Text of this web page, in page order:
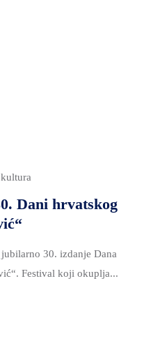
Dani hrvatskog
30. izdanje Dana
Festival koji okuplja...